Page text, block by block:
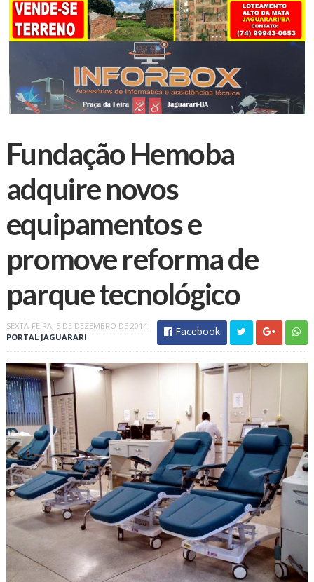
Fundação Hemoba
adquire novos
equipamentos e
promove reforma de
parque tecnológico‏
SEXTA-FEIRA, 5 DE DEZEMBRO DE 2014
PORTAL JAGUARARI
Facebook